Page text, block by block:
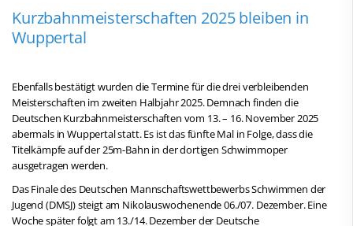
Kurzbahnmeisterschaften 2025 bleiben in
Wuppertal
Ebenfalls bestätigt wurden die Termine für die drei verbleibenden
Meisterschaften im zweiten Halbjahr 2025. Demnach finden die
Deutschen Kurzbahnmeisterschaften vom 13. – 16. November 2025
abermals in Wuppertal statt. Es ist das fünfte Mal in Folge, dass die
Titelkämpfe auf der 25m-Bahn in der dortigen Schwimmoper
ausgetragen werden.
Das Finale des Deutschen Mannschaftswettbewerbs Schwimmen der
Jugend (DMSJ) steigt am Nikolauswochenende 06./07. Dezember. Eine
Woche später folgt am 13./14. Dezember der Deutsche